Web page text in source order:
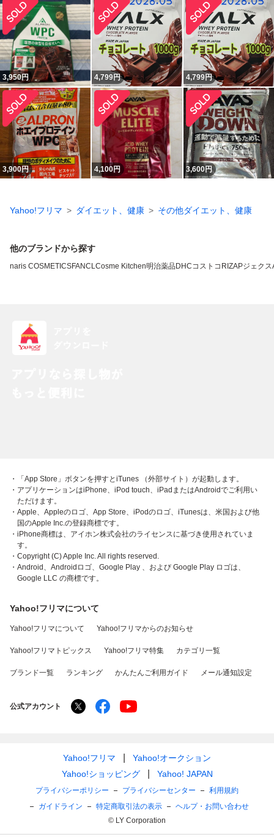
3,950円 4,799円 4,799円
3,900円 4,100円 3,600円
Yahoo!フリマ ダイエット、健康 その他ダイエット、健康
他のブランドから探す
naris COSMETICSFANCLCosme Kitchen明治薬品DHCコストコ RIZAPジェクス
・「App Store」ボタンを押すとiTunes （外部サイト）が起動します。
・アプリケーションはiPhone、iPod touch、iPadまたはAndroidでご利用い
ただけます。
・Apple、Appleのロゴ、App Store、iPodのロゴ、iTunesは、米国および他
国のApple Inc.の登録商標です。
・iPhone商標は、アイホン株式会社のライセンスに基づき使用されていま
す。
・Copyright (C) Apple Inc. All rights reserved.
・Android、Androidロゴ、Google Play 、および Google Play ロゴは、
Google LLC の商標です。
Yahoo!フリマについて
Yahoo!フリマについて Yahoo!フリマからのお知らせ
Yahoo!フリマトピックス Yahoo!フリマ特集 カテゴリ一覧
ブランド一覧 ランキング かんたんご利用ガイド メール通知設定
公式アカウント
Yahoo!フリマ
Yahoo!オークション
Yahoo!ショッピング
Yahoo! JAPAN
プライバシーポリシー プライバシーセンター
利用規約
ガイドライン
特定商取引法の表示
ヘルプ・お問い合わせ
© LY Corporation